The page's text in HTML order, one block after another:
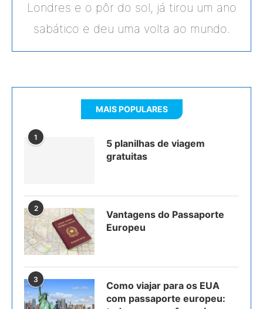
Londres e o pôr do sol, já tirou um ano
sabático e deu uma volta ao mundo.
MAIS POPULARES
1
5 planilhas de viagem
gratuitas
2
Vantagens do Passaporte
Europeu
3
Como viajar para os EUA
com passaporte europeu: